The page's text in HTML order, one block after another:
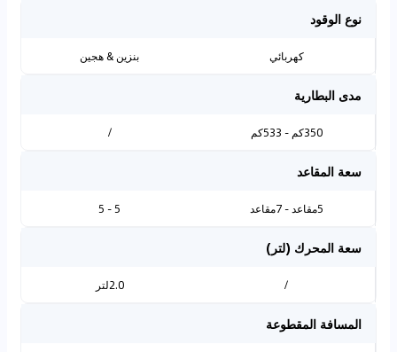
نوع الوقود
كهربائي بنزين & هجين
مدى البطارية
350كم - 533كم /
سعة المقاعد
5مقاعد - 7مقاعد 5 - 5
سعة المحرك (لتر)
/ 2.0لتر
المسافة المقطوعة